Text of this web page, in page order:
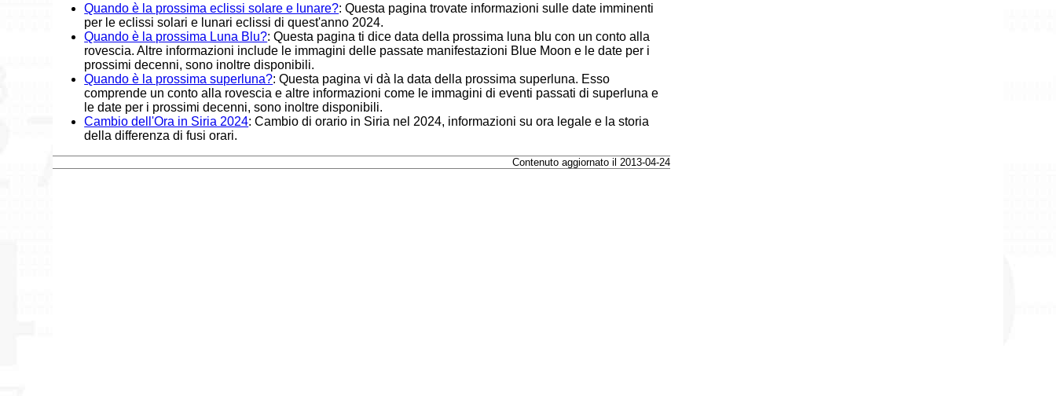
Quando è la prossima eclissi solare e lunare?: Questa pagina trovate informazioni sulle date imminenti
per le eclissi solari e lunari eclissi di quest'anno 2024.
Quando è la prossima Luna Blu?: Questa pagina ti dice data della prossima luna blu con un conto alla
rovescia. Altre informazioni include le immagini delle passate manifestazioni Blue Moon e le date per i
prossimi decenni, sono inoltre disponibili.
Quando è la prossima superluna?: Questa pagina vi dà la data della prossima superluna. Esso
comprende un conto alla rovescia e altre informazioni come le immagini di eventi passati di superluna e
le date per i prossimi decenni, sono inoltre disponibili.
Cambio dell'Ora in Siria 2024: Cambio di orario in Siria nel 2024, informazioni su ora legale e la storia
della differenza di fusi orari.
Contenuto aggiornato il 2013-04-24